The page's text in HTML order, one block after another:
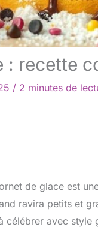
: recette
/ 2 minutes de
de glace est
ravira petits et
célébrer avec